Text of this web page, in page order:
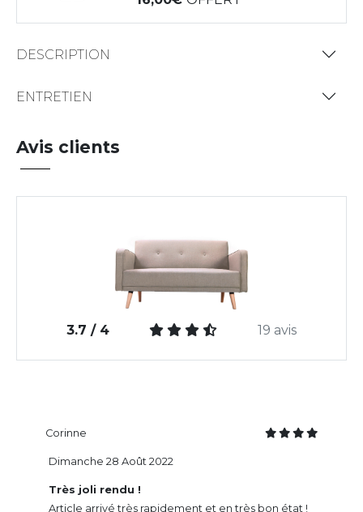
DESCRIPTION
ENTRETIEN
Avis clients
3.7 / 4 19 avis
Corinne
Très joli rendu !
Article arrivé très rapidement et en très bon état !
Dimanche 28 Août 2022